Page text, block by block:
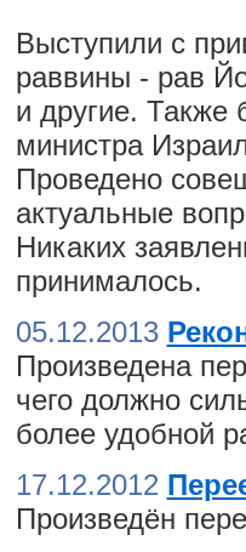
Выступили с
раввины - рав
и другие. Также
министра
Проведено
актуальные
Никаких
принималось.
05.12.2013
Произведена
чего должно
более удобной
17.12.2012
Произведён